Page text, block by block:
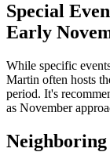
Special
Early
While specific
Martin often hosts
period. It's
as November